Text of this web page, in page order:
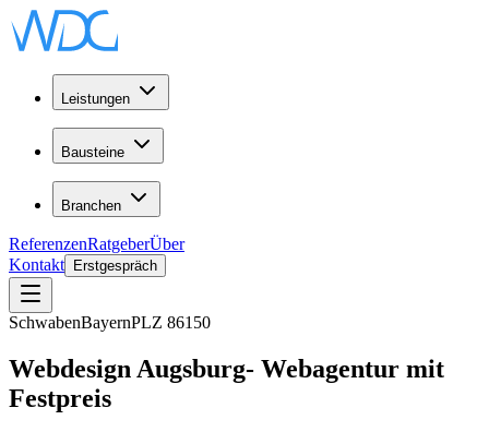
Leistungen
Bausteine
Branchen
ReferenzenRatgeberÜber
Kontakt
Erstgespräch
SchwabenBayernPLZ 86150
Webdesign Augsburg- Webagentur mit
Festpreis